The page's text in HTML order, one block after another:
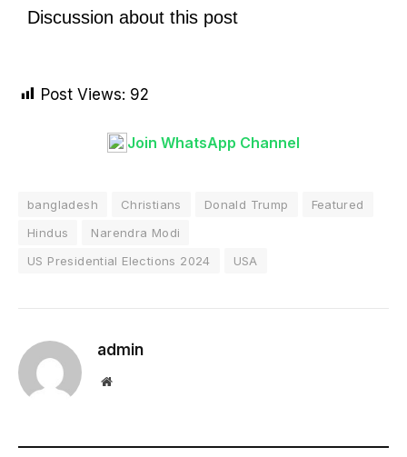
Discussion about this post
Post Views: 92
Join WhatsApp Channel
bangladesh Christians Donald Trump
Featured
Hindus
Narendra Modi
US Presidential Elections 2024
USA
admin
Website